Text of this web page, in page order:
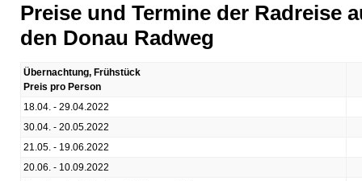
Preise und Termine der Radreise
den Donau Radweg
Übernachtung, Frühstück
Preis pro Person
18.04. - 29.04.2022
30.04. - 20.05.2022
21.05. - 19.06.2022
20.06. - 10.09.2022